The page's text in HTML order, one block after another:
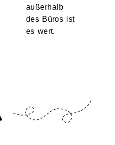
außerhalb
des Büros ist
es wert.